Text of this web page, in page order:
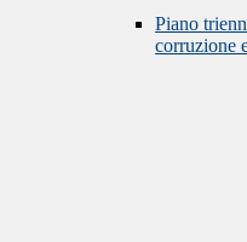
Piano
corruzione